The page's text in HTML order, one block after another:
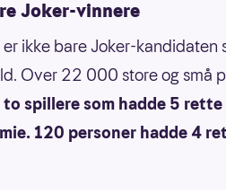
Joker-vinnere
ikke bare Joker-kandidaten
Over 22 000 store og små
spillere som hadde 5
120 personer hadde 4